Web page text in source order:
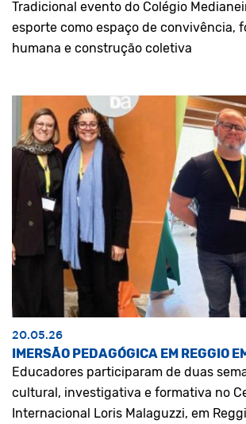
Tradicional evento do Colégio
esporte como espaço de convivência,
humana e construção coletiva
20.05.26
IMERSÃO PEDAGÓGICA EM REGGIO
Educadores participaram de duas
cultural, investigativa e formativa no
Internacional Loris Malaguzzi, em